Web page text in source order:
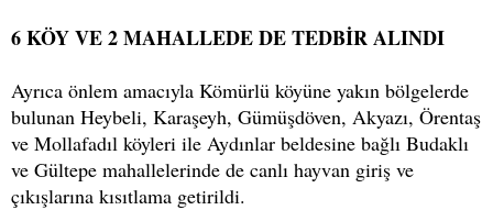
6 KÖY VE 2 MAHALLEDE DE TEDBİR ALINDI
Ayrıca önlem amacıyla Kömürlü köyüne yakın bölgelerde
bulunan Heybeli, Karaşeyh, Gümüşdöven, Akyazı, Örentaş
ve Mollafadıl köyleri ile Aydınlar beldesine bağlı Budaklı
ve Gültepe mahallelerinde de canlı hayvan giriş ve
çıkışlarına kısıtlama getirildi.